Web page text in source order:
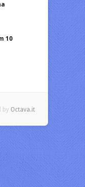
10
by Octava.it